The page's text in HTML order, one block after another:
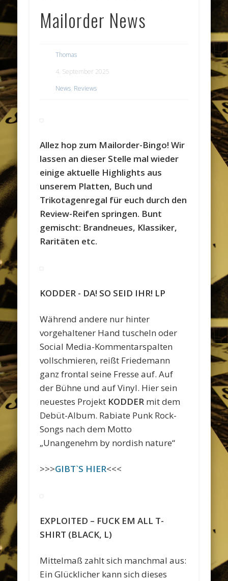
Mailorder News
Thomas
4. September 2025
News, Reviews
Allez hop zum Mailorder-Bingo! Wir
lassen an dieser Stelle mal wieder
einige aktuelle Highlights aus
unserem Platten, Buch und
Trikotagenregal für euch durch den
Review-Reifen springen. Bunt
gemischt: Brandneues, Klassiker,
Raritäten etc.
KODDER ‎- DA! SO SEID IHR! LP
Während andere nur hinter
vorgehaltener Hand tuscheln oder
Social Media-Kommentarspalten
vollschmieren, reißt Friedemann
ganz frontal seine Fresse auf. Auf
der Bühne und auf Vinyl. Hier sein
neuestes Projekt KODDER mit dem
Debüt-Album. Rabiate Punk Rock-
Songs nach dem Motto
„Unangenehm by nordish nature“
>>>GIBT`S HIER<<<
EXPLOITED – FUCK EM ALL T-
SHIRT (BLACK, L)
Mittelmaß zahlt sich manchmal aus:
Ein Glücklicher kann sich dieses